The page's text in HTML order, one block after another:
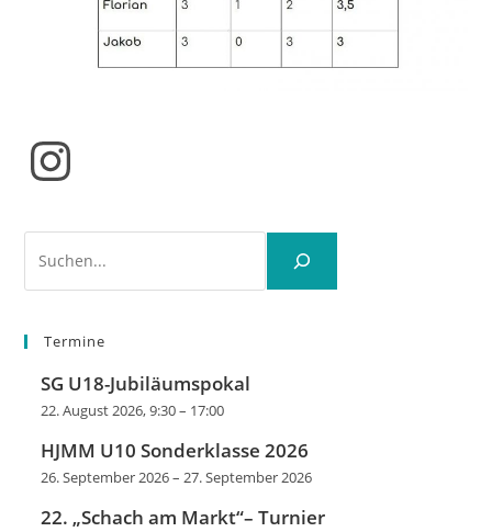
Instagram
Termine
SG U18-Jubiläumspokal
22. August 2026, 9:30– 17:00
HJMM U10 Sonderklasse 2026
26. September 2026–27. September 2026
22. „Schach am Markt“– Turnier